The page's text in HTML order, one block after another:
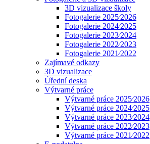
3D vizualizace školy
Fotogalerie 2025⁄2026
Fotogalerie 2024⁄2025
Fotogalerie 2023⁄2024
Fotogalerie 2022⁄2023
Fotogalerie 2021⁄2022
Zajímavé odkazy
3D vizualizace
Úřední deska
Výtvarné práce
Výtvarné práce 2025⁄2026
Výtvarné práce 2024⁄2025
Výtvarné práce 2023⁄2024
Výtvarné práce 2022⁄2023
Výtvarné práce 2021⁄2022